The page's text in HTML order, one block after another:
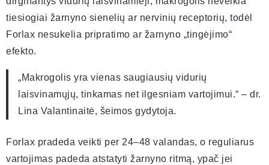
tiesiogiai žarnyno sienelių ar nervinių receptorių, todėl
Forlax nesukelia pripratimo ar žarnyno „tingėjimo“
efekto.
„Makrogolis yra vienas saugiausių vidurių
laisvinamųjų, tinkamas net ilgesniam vartojimui.“ – dr.
Lina Valantinaitė, šeimos gydytoja.
Forlax pradeda veikti per 24–48 valandas, o reguliarus
vartojimas padeda atstatyti žarnyno ritmą, ypač jei